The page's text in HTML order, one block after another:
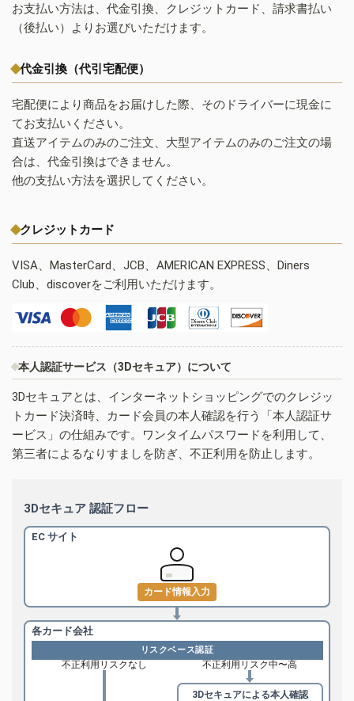
お支払い方法は、代金引換、クレジットカード、請求書払い
（後払い）よりお選びいただけます。
代金引換（代引宅配便）
宅配便により商品をお届けした際、そのドライバーに現金に
てお支払いください。
直送アイテムのみのご注文、大型アイテムのみのご注文の場
合は、代金引換はできません。
他の支払い方法を選択してください。
クレジットカード
VISA、MasterCard、JCB、AMERICAN EXPRESS、Diners
Club、discoverをご利用いただけます。
本人認証サービス（3Dセキュア）について
3Dセキュアとは、インターネットショッピングでのクレジッ
トカード決済時、カード会員の本人確認を行う「本人認証サ
ービス」の仕組みです。ワンタイムパスワードを利用して、
第三者によるなりすましを防ぎ、不正利用を防止します。
3Dセキュア 認証フロー
EC サイト
カード情報入力
各カード会社
リスクベース認証
不正利用リスクなし 不正利用リスク中〜高
3Dセキュアによる本人確認